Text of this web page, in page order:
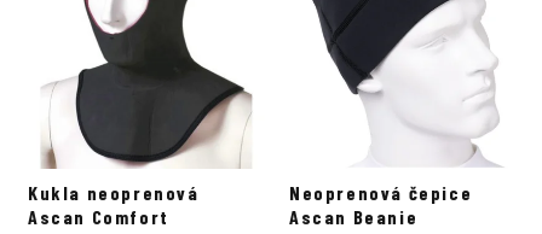
Kukla neoprenová
Ascan Comfort
Neoprenová čepice
Ascan Beanie